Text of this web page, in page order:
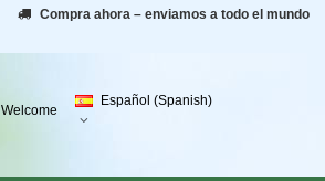
Compra ahora – enviamos a todo el mundo
Welcome
Español (Spanish)